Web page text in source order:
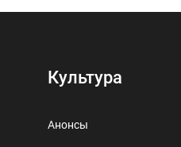
Культура
Анонсы